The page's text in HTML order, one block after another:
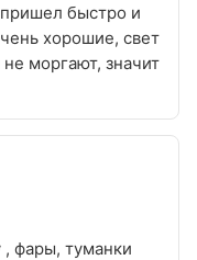
быстро и
хорошие, свет
моргают, значит
, фары, туманки